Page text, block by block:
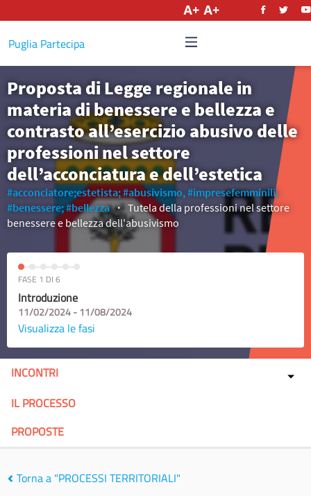
Puglia Partecipa
Proposta di Legge regionale in
materia di benessere e bellezza e
contrasto all’esercizio abusivo delle
professioni nel settore
dell’acconciatura e dell’estetica
#acconciatore;estetista;#abusivismo,#impresefemminili;
#benessere;#bellezza
Tutela della professioni nel settore
benessere e bellezza dell'abusivismo
FASE 1 DI 6
Introduzione
11/02/2024 - 11/08/2024
Visualizza le fasi
INCONTRI
IL PROCESSO
PROPOSTE
Torna a "PROCESSI TERRITORIALI"